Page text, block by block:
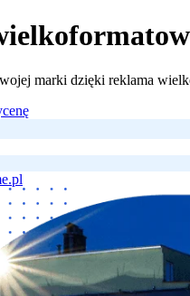
marki dzięki reklama